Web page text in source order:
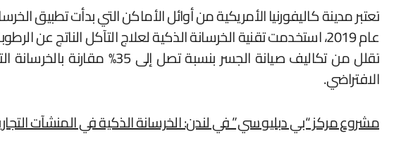
عام 2019، استخدمت تقنية الخرسانة الذكية لعلاج التآكل الناتج
تقلل من تكاليف صيانة
الافتراضي.
مشروع مركز “بي دبليو سي” في لندن: الخرسانة الذكية في المنشآت